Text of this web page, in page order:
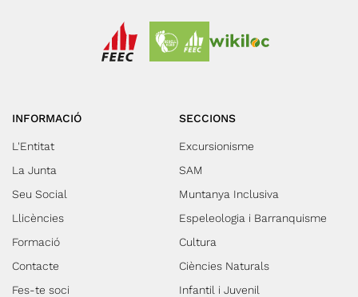
INFORMACIÓ
L'Entitat
La Junta
Seu Social
Llicències
Formació
Contacte
Fes-te soci
SECCIONS
Excursionisme
SAM
Muntanya Inclusiva
Espeleologia i Barranquisme
Cultura
Ciències Naturals
Infantil i Juvenil